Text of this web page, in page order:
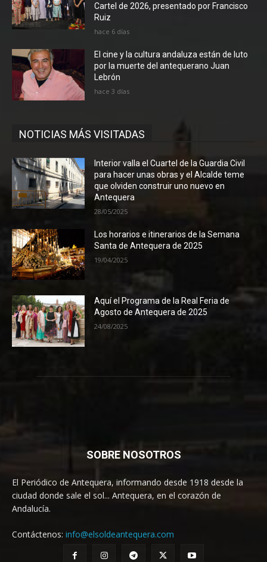
Cartel de 2026, presentado por Francisco
Ruiz
hace 6 días
El cine y la cultura andaluza están de luto
por la muerte del antequerano Juan
Lebrón
hace 3 días
NOTICIAS MÁS VISITADAS
Interior valla el Cuartel de la Guardia Civil
para hacer unas obras y el Alcalde teme
que olviden construir uno nuevo en
Antequera
28/05/2025
Los horarios e itinerarios de la Semana
Santa de Antequera de 2025
19/04/2025
Aquí el Programa de la Real Feria de
Agosto de Antequera de 2025
24/08/2025
SOBRE NOSOTROS
El Periódico de Antequera, informando desde 1918 desde la
ciudad donde sale el sol... Antequera, en el corazón de
Andalucía.
Contáctenos: info@elsoldeantequera.com